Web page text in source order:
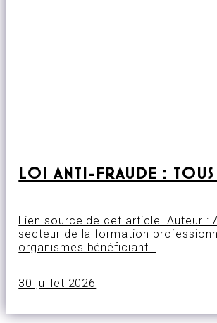
LOI ANTI-FRAUDE :
Lien source de cet article. Auteur :
secteur de la formation
organismes bénéficiant…
30 juillet 2026